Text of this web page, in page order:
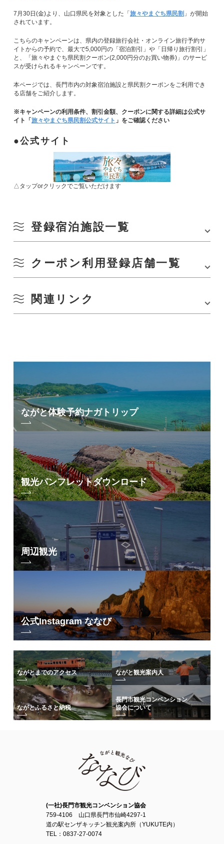
7月30日(金)より、山口県民を対象とした「旅々やまぐち県民割 」が開始
されています。
こちらのキャンペーンは、県内の登録旅行会社・オンライン旅行予約サ
イトからの予約で、最大で5,000円の「宿泊割引」や「日帰り旅行割引」
と、「旅々やまぐち県民割クーポン(2,000円分のお買い物券)」のサービ
スが受けられるキャンペーンです。
本ページでは、長門市内の対象宿泊施設と県民割クーポンをご利用でき
る店舗をご紹介します。
※キャンペーンの利用条件、割引金額、クーポンに関する詳細は公式サ
イト「旅々やまぐち県民割公式サイト 」をご確認ください
公式サイト
△タップorクリックでご覧いただけます
登録宿泊施設一覧
※8月4日(水)時点
俵山温泉
保養旅館 京家
松屋旅館
藤井旅館
さくま旅館
たまや旅館
玉仙閣
湯本ハイランドホテルふじ
湯本観光ホテル西京
旅館六角堂
大谷山荘
山村別館
せせらぎ亭しぇふず
ホテル長門はらだ
原田屋旅館
星野リゾート 界 長門
湯免温泉
湯免観光ホテルゆめの郷
油谷湾温泉
油谷湾温泉ホテル楊貴館
その他
シーブリーズ＋ 1987
長門セントラルホテル
ゲストハウス ペパーミント
クーポン利用登録店舗一覧
※8月6日(金)時点
お土産
湧喜屋かわもと
大和蒲鉾
元乃隅売店
トリーネふかわ
雑貨360＋(KULABO大正館内のショップ)
LaLa ベーカリー
LaLaフラン
海鮮村北長門
国近商店駅前店
長門市駅売店
田原陶兵衛工房
プチシャトーＡコープ店
村岡湖月堂仁三郎
飲食店
柳屋
和洋レストランうめや
旬彩浪漫仙楽(玉仙閣内のお食事処)
たべ山
楊貴館別荘ととろの里
レストラン涼風亭
海のそばのカフェbliss point
Dining Bar Zen
日本海の味くいどうらく
関連リンク
ながと体験予約ナガトリップ
観光パンフレットダウンロード
周辺観光
公式Instagram ななび
ながとまでのアクセス ながと観光案内人
ながとふるさと納税
長門市観光コンベンション
協会について
(一社)長門市観光コンベンション協会
759-4106 山口県長門市仙崎4297-1
道の駅センザキッチン観光案内所（YUKUTE内）
TEL：0837-27-0074